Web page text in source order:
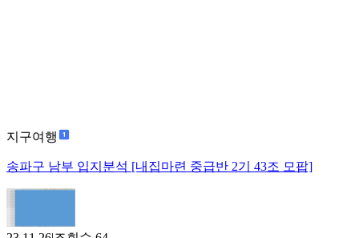
지구여행
송파구 남부 입지분석 [내집마련 중급반 2기 43조 모팝]